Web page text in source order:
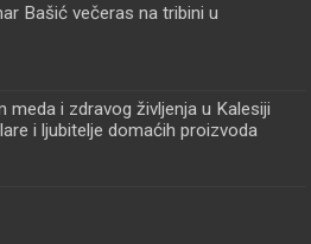
Bašić večeras na tribini u
meda i zdravog življenja u Kalesiji
i ljubitelje domaćih proizvoda